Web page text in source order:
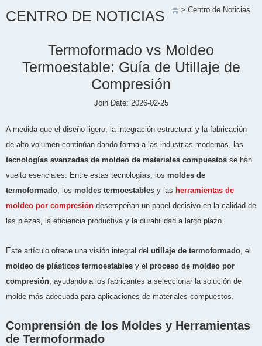
CENTRO DE NOTICIAS > Centro de Noticias
Termoformado vs Moldeo
Termoestable: Guía de Utillaje de
Compresión
Join Date: 2026-02-25
A medida que el diseño ligero, la integración estructural y la fabricación
de alto volumen continúan dando forma a las industrias modernas, las
tecnologías avanzadas de moldeo de materiales compuestos se han
vuelto esenciales. Entre estas tecnologías, los moldes de
termoformado, los moldes termoestables y las herramientas de
moldeo por compresión desempeñan un papel decisivo en la calidad de
las piezas, la eficiencia productiva y la durabilidad a largo plazo.
Este artículo ofrece una visión integral del utillaje de termoformado, el
moldeo de plásticos termoestables y el proceso de moldeo por
compresión, ayudando a los fabricantes a seleccionar la solución de
molde más adecuada para aplicaciones de materiales compuestos.
Comprensión de los Moldes y Herramientas
de Termoformado